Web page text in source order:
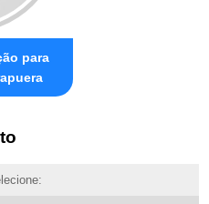
para